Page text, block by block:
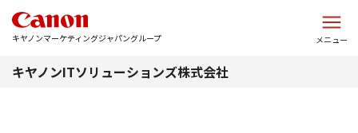
キヤノンマーケティングジャパングループ メニュー
キヤノンITソリューションズ株式会社